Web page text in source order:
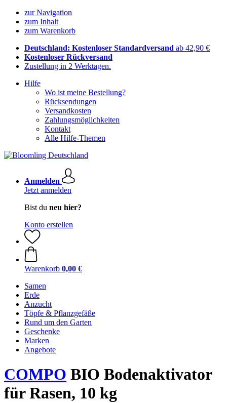
zur Navigation
zum Inhalt
zum Warenkorb
Deutschland: Kostenloser Standardversand ab 42,90 €
Kostenloser Rückversand
Zustellung in 2 Werktagen.
Hilfe
Wo ist meine Bestellung?
Rücksendungen
Versandkosten
Zahlungsmöglichkeiten
Kontakt
Alle Hilfe-Themen
Anmelden
Jetzt anmelden
Bist du neu hier?
Konto erstellen
Warenkorb 0,00 €
Samen
Erde
Anzucht
Töpfe & Pflanzgefäße
Rund um den Garten
Geschenke
Marken
Angebote
COMPO BIO Bodenaktivator
für Rasen, 10 kg